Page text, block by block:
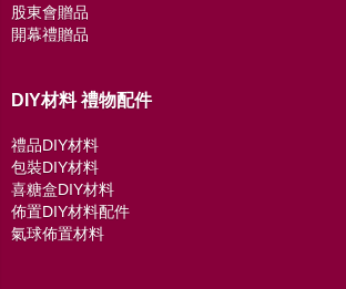
股東會贈品
開幕禮贈品
DIY材料 禮物配件
禮品DIY材料
包裝DIY材料
喜糖盒DIY材料
佈置DIY材料配件
氣球佈置材料